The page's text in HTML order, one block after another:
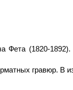
Фета (1820-
гравюр. В